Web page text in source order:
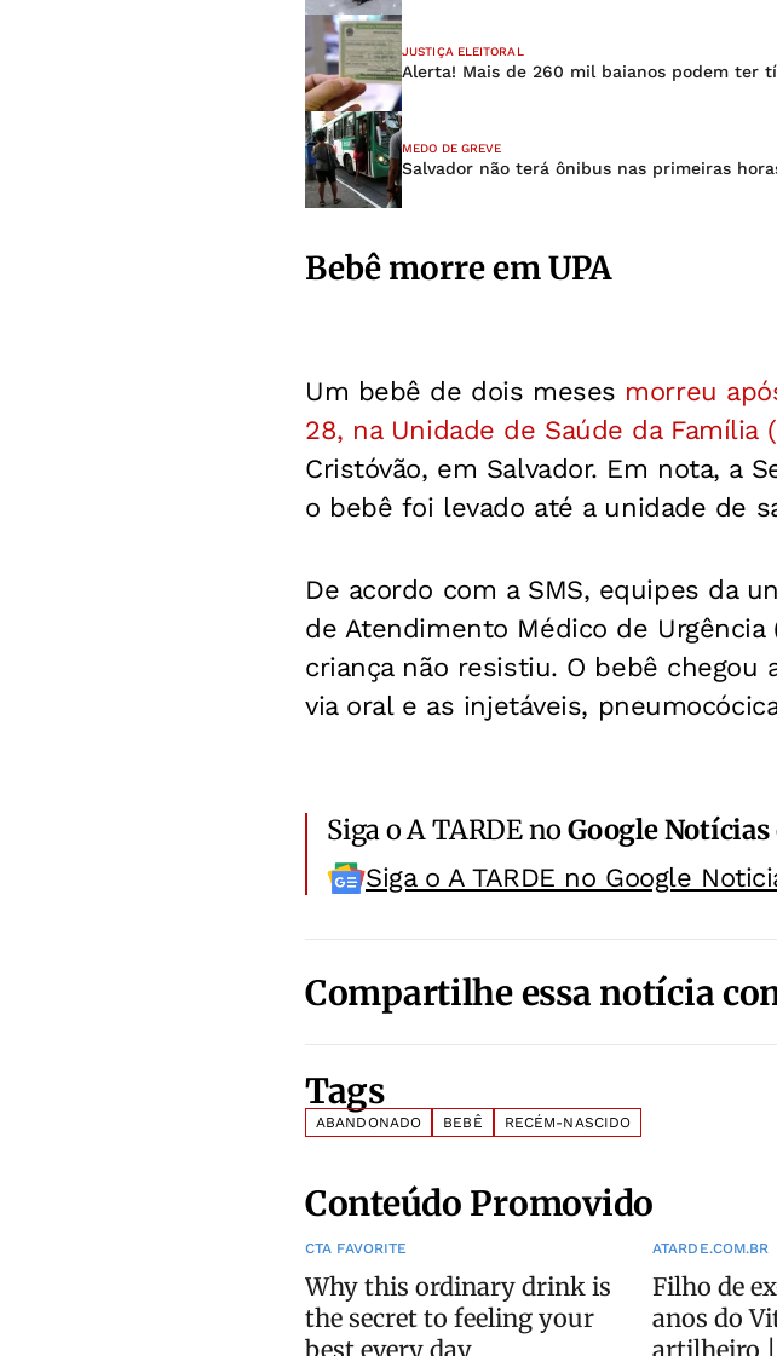
JUSTIÇA ELEITORAL
Alerta! Mais de 260 mil baianos podem ter
MEDO DE GREVE
Salvador não terá ônibus nas primeiras
Bebê morre em UPA
Um bebê de dois meses morreu
28, na Unidade de Saúde da Família
Cristóvão, em Salvador. Em nota, a
o bebê foi levado até a unidade de
De acordo com a SMS, equipes da
de Atendimento Médico de
criança não resistiu. O bebê chegou
via oral e as injetáveis,
Siga o A TARDE noGoogle Notícias
Siga o A TARDE no Google
Compartilhe essa notícia
Tags
ABANDONADO BEBÊ RECÉM-NASCIDO